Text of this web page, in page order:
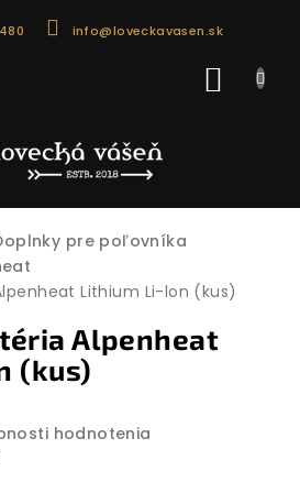
info@loveckavasen.sk
pre poľovníka
Lithium Li-lon (kus)
Alpenheat
(kus)
hodnotenia